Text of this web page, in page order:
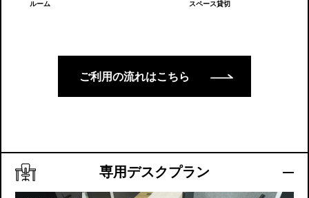
ルーム
スペース貸切
ご利用の流れはこちら
専用デスクプラン